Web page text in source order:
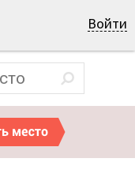
Войти